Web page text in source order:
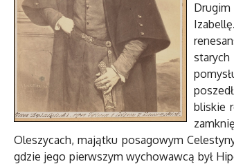
Drugim
bliskie
Oleszycach, majątku posagowym
gdzie jego pierwszym wychowawcą był